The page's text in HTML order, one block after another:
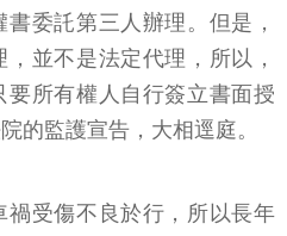
委託第三人辦理。但是，
並不是法定代理，所以，
所有權人自行簽立書面授
的監護宣告，大相逕庭。
受傷不良於行，所以長年